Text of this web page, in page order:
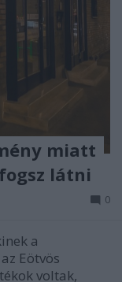
miatt
látni
0
a
Eötvös
voltak,